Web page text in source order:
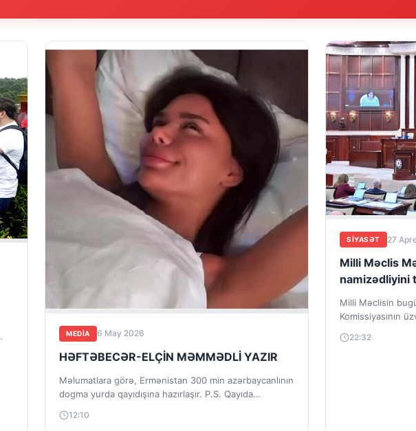
MEDİA 6 May 2026
HƏFTƏBECƏR-ELÇİN MƏMMƏDLİ YAZIR
Məlumatlara görə, Ermənistan 300 min azərbaycanlının
dogma yurda qayıdışına hazırlaşır. P.S. Qayıda
qədər ölüm-itimdən,...
12:10
SIYASƏT 27
Milli Məclis
namizədliyini
Milli Məclisin
Komissiyasının
edilməsi
Tezadlar.az xəbər...
22:32